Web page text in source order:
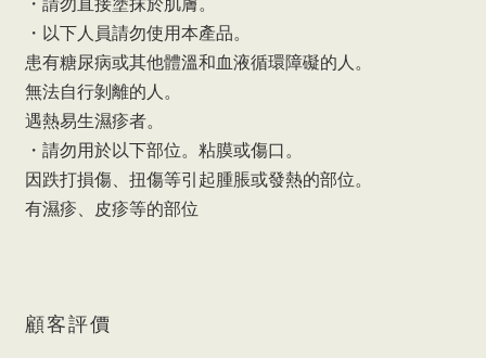
・以下人員請勿使用本產品。
患有糖尿病或其他體溫和血液循環障礙的人。
無法自行剝離的人。
遇熱易生濕疹者。
・請勿用於以下部位。粘膜或傷口。
因跌打損傷、扭傷等引起腫脹或發熱的部位。
有濕疹、皮疹等的部位
顧客評價